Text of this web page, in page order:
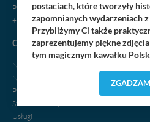
Pola biwakowe
+ dodaj swój obiekt
OGŁOSZENIA
Nieruchomości
Noclegi
Praca
Szkolenia, kursy
Usługi
postaciach, które tworzyły
zapomnianych wydarzeniach
Przybliżymy Ci także
zaprezentujemy piękne
tym magicznym kawałku
Pojezierze Gnieźnieńskie
składający się z pasjonatów,